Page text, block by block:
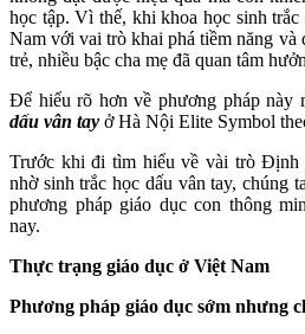
học tập. Vì thế, khi khoa học sinh
Nam với vai trò khai phá tiềm năng và
trẻ, nhiều bậc cha mẹ đã quan tâm
Để hiểu rõ hơn về phương pháp này
dấu vân tay ở Hà Nội Elite Symbol
Trước khi đi tìm hiểu về vài trò Định
nhờ sinh trắc học dấu vân tay, chúng
phương pháp giáo dục con thông
nay.
Thực trạng giáo dục ở Việt Nam
Phương pháp giáo dục sớm nhưng